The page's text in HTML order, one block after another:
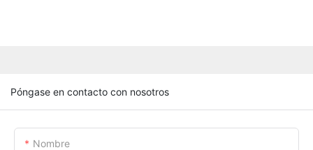
Póngase en contacto con nosotros
Nombre